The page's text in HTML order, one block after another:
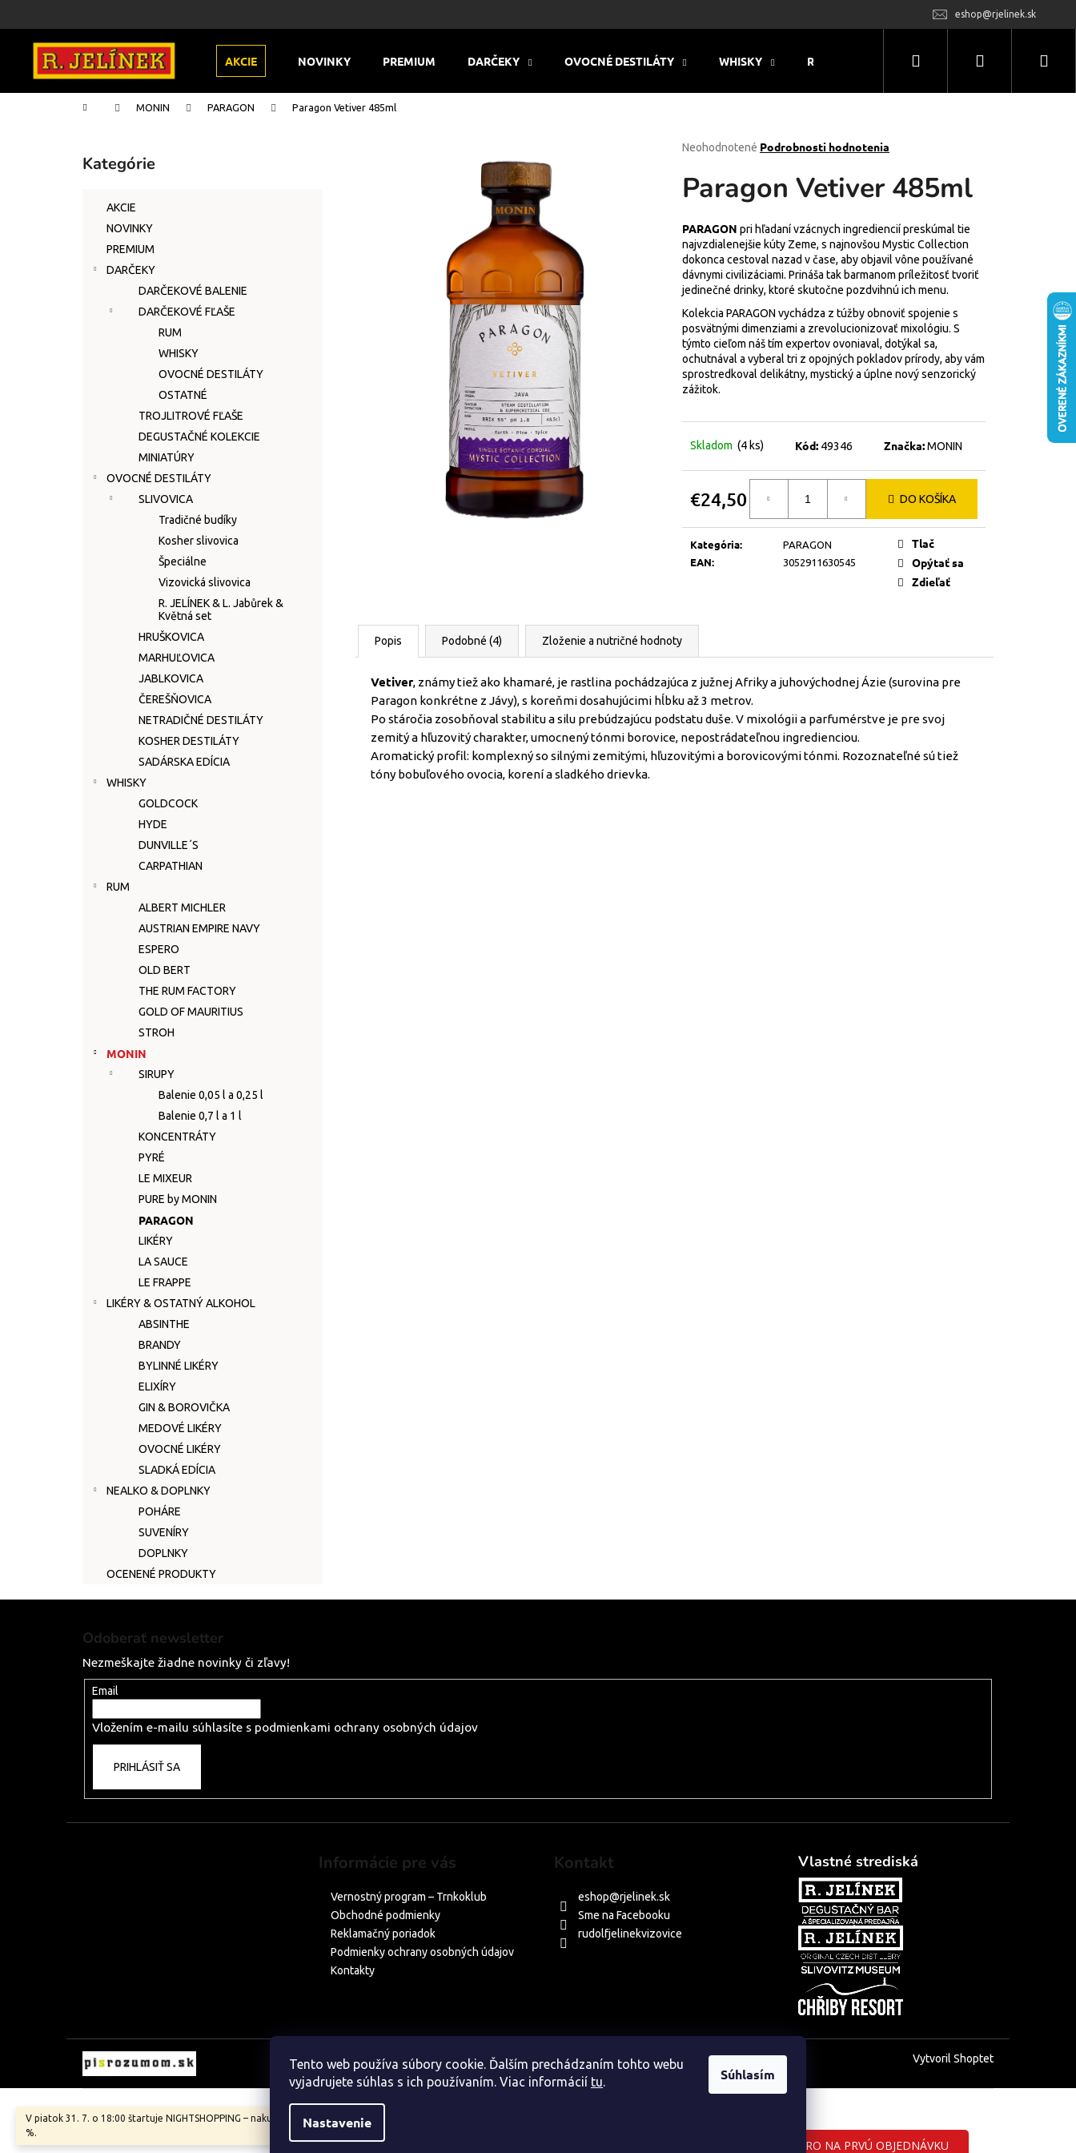
Tento web používa súbory cookie. Ďalším prechádzaním tohto webu
vyjadrujete súhlas s ich používaním. Viac informácií tu.
Nastavenie
Súhlasím
V piatok 31. 7. o 18:00 štartuje NIGHTSHOPPING – nakupujte so zľavami až 30
%.
eshop@rjelinek.sk
AKCIE NOVINKY PREMIUM DARČEKY OVOCNÉ DESTILÁTY WHISKY RUM MONIN LIKÉRY & OSTATNÝ
Hľadať Prihlásenie
Domov MONIN PARAGON Paragon Vetiver 485ml
Preskočiť
Kategórie
AKCIE
NOVINKY
PREMIUM
DARČEKY
DARČEKOVÉ BALENIE
DARČEKOVÉ FĽAŠE
RUM
WHISKY
OVOCNÉ DESTILÁTY
OSTATNÉ
TROJLITROVÉ FĽAŠE
DEGUSTAČNÉ KOLEKCIE
MINIATÚRY
OVOCNÉ DESTILÁTY
SLIVOVICA
Tradičné budíky
Kosher slivovica
Špeciálne
Vizovická slivovica
R. JELÍNEK & L. Jabůrek &
Květná set
HRUŠKOVICA
MARHUĽOVICA
JABLKOVICA
ČEREŠŇOVICA
NETRADIČNÉ DESTILÁTY
KOSHER DESTILÁTY
SADÁRSKA EDÍCIA
WHISKY
GOLDCOCK
HYDE
DUNVILLE´S
CARPATHIAN
RUM
ALBERT MICHLER
AUSTRIAN EMPIRE NAVY
ESPERO
OLD BERT
THE RUM FACTORY
GOLD OF MAURITIUS
STROH
MONIN
SIRUPY
Balenie 0,05 l a 0,25 l
Balenie 0,7 l a 1 l
KONCENTRÁTY
PYRÉ
LE MIXEUR
PURE by MONIN
PARAGON
LIKÉRY
LA SAUCE
LE FRAPPE
LIKÉRY & OSTATNÝ ALKOHOL
ABSINTHE
BRANDY
BYLINNÉ LIKÉRY
ELIXÍRY
GIN & BOROVIČKA
MEDOVÉ LIKÉRY
OVOCNÉ LIKÉRY
SLADKÁ EDÍCIA
NEALKO & DOPLNKY
POHÁRE
SUVENÍRY
DOPLNKY
OCENENÉ PRODUKTY
Priemerné
produktu
je
5
hviezdičiek.
Neohodnotené Podrobnosti hodnotenia
Paragon Vetiver 485ml
PARAGON pri hľadaní vzácnych ingrediencií preskúmal tie
najvzdialenejšie kúty Zeme, s najnovšou Mystic Collection
dokonca cestoval nazad v čase, aby objavil vône používané
dávnymi civilizáciami. Prináša tak barmanom príležitosť tvoriť
jedinečné drinky, ktoré skutočne pozdvihnú ich menu.
Kolekcia PARAGON vychádza z túžby obnoviť spojenie s
posvätnými dimenziami a zrevolucionizovať mixológiu. S
týmto cieľom náš tím expertov ovoniaval, dotýkal sa,
ochutnával a vyberal tri z opojných pokladov prírody, aby vám
sprostredkoval delikátny, mystický a úplne nový senzorický
zážitok.
Skladom (4 ks) Kód: 49346 Značka:MONIN
€24,50
cena:
DO KOŠÍKA
Kategória: PARAGON
EAN: 3052911630545
Tlač
Opýtať sa
Zdieľať
Popis Podobné (4) Zloženie a nutričné hodnoty
Vetiver, známy tiež ako khamaré, je rastlina pochádzajúca z južnej Afriky a juhovýchodnej Ázie (surovina pre
Paragon konkrétne z Jávy), s koreňmi dosahujúcimi hĺbku až 3 metrov.
Po stáročia zosobňoval stabilitu a silu prebúdzajúcu podstatu duše. V mixológii a parfumérstve je pre svoj
zemitý a hľuzovitý charakter, umocnený tónmi borovice, nepostrádateľnou ingredienciou.
Aromatický profil: komplexný so silnými zemitými, hľuzovitými a borovicovými tónmi. Rozoznateľné sú tiež
tóny bobuľového ovocia, korení a sladkého drievka.
o
k
Späť
do
Späť
do
Čo potrebujete nájsť?
Odporúčame
Odoberať newsletter
Nezmeškajte žiadne novinky či zľavy!
Email
Vložením e-mailu súhlasíte s podmienkami ochrany osobných údajov
PRIHLÁSIŤ SA
Informácie pre vás
Vernostný program – Trnkoklub
Obchodné podmienky
Reklamačný poriadok
Podmienky ochrany osobných údajov
Kontakty
Kontakt
eshop@rjelinek.sk
Sme na Facebooku
rudolfjelinekvizovice
Vlastné strediská
Vytvoril Shoptet
ZĽAVA 5 EURO NA PRVÚ OBJEDNÁVKU